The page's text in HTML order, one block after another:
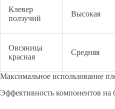
Клевер
ползучий
Высокая
Овсяница
красная
Средняя
Максимальное использование
Эффективность компонентов на